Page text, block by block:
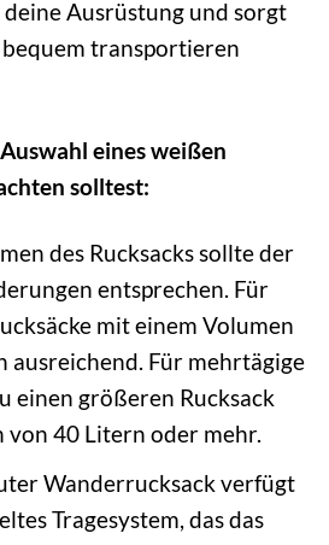
Ausrüstung und sorgt
bequem transportieren
eines weißen
solltest:
des Rucksacks sollte der
entsprechen. Für
mit einem Volumen
ausreichend. Für mehrtägige
einen größeren Rucksack
von 40 Litern oder mehr.
Wanderrucksack verfügt
Tragesystem, das das